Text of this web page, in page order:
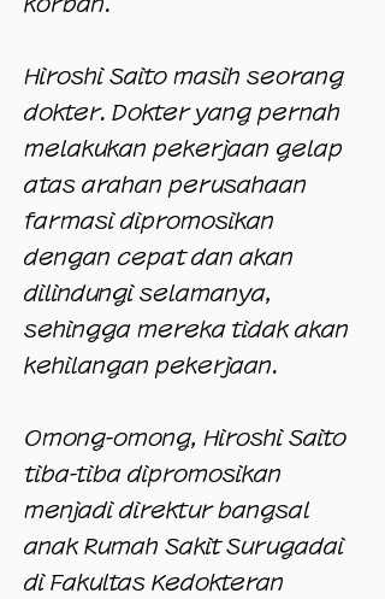
korban.
Hiroshi Saito masih seorang
dokter. Dokter yang pernah
melakukan pekerjaan gelap
atas arahan perusahaan
farmasi dipromosikan
dengan cepat dan akan
dilindungi selamanya,
sehingga mereka tidak akan
kehilangan pekerjaan.
Omong-omong, Hiroshi Saito
tiba-tiba dipromosikan
menjadi direktur bangsal
anak Rumah Sakit Surugadai
di Fakultas Kedokteran